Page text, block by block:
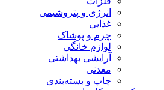
انرژی و پتروشیمی
غذایی
چرم و پوشاک
لوازم خانگی
آرایشی بهداشتی
معدنی
چاپ و بسته‌بندی